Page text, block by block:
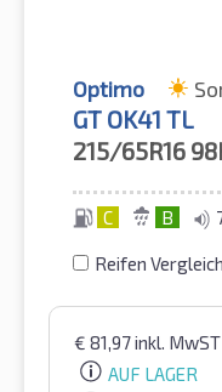
Optimo
GT OK41 TL
215/65R16
C B
Reifen
€ 81,97inkl. MwST
AUF LAGER